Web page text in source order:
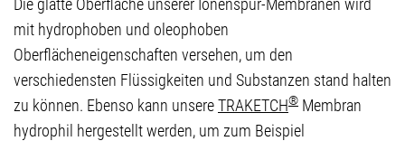
Die glatte Oberfläche unserer Ionenspur-Membranen wird
mit hydrophoben und oleophoben
Oberflächeneigenschaften versehen, um den
verschiedensten Flüssigkeiten und Substanzen stand halten
zu können. Ebenso kann unsereTRAKETCH® Membran
hydrophil hergestellt werden, um zum Beispiel